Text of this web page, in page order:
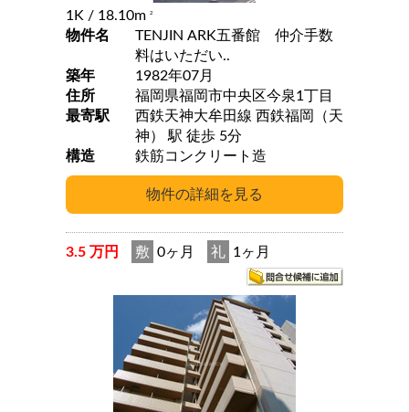
1K / 18.10m 2
物件名
TENJIN ARK五番館 仲介手数
料はいただい..
築年
1982年07月
住所
福岡県福岡市中央区今泉1丁目
最寄駅
西鉄天神大牟田線 西鉄福岡（天
神） 駅 徒歩 5分
構造
鉄筋コンクリート造
3.5 万円 敷 0ヶ月 礼 1ヶ月